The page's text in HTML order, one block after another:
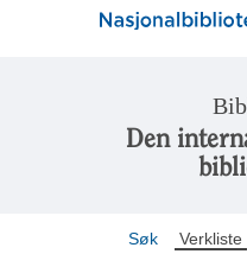
Den
Søk Verkliste